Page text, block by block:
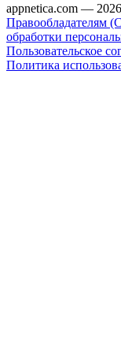
appnetica.com — 2026
Правообладателям
обработки
Пользовательское
Политика